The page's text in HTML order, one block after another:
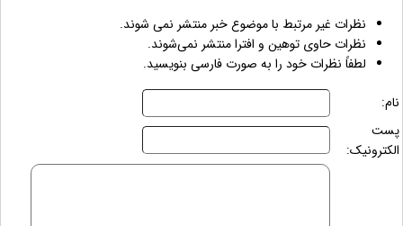
نظرات غیر مرتبط با موضوع خبر منتشر نمی شوند.
نظرات حاوی توهین و افترا منتشر نمی‌شوند.
لطفاً نظرات خود را به صورت فارسی بنویسید.
نام:
پست
الکترونیک: